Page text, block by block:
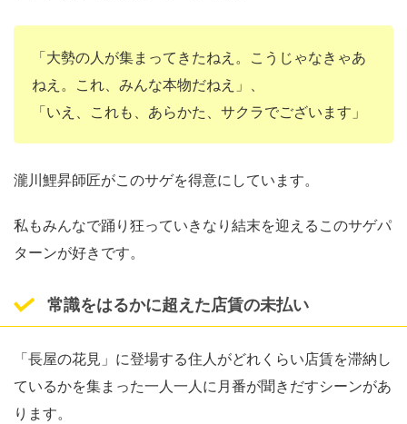
「大勢の人が集まってきたねえ。こうじゃなきゃあ
ねえ。これ、みんな本物だねえ」、
「いえ、これも、あらかた、サクラでございます」
瀧川鯉昇師匠がこのサゲを得意にしています。
私もみんなで踊り狂っていきなり結末を迎えるこのサゲパ
ターンが好きです。
常識をはるかに超えた店賃の未払い
「長屋の花見」に登場する住人がどれくらい店賃を滞納し
ているかを集まった一人一人に月番が聞きだすシーンがあ
ります。